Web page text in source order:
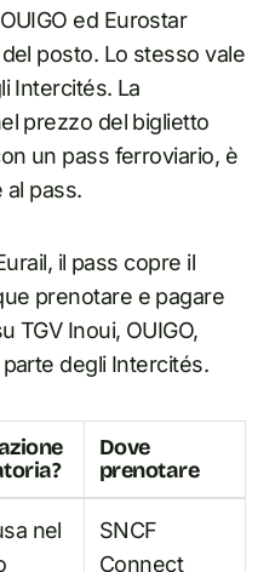
ed Eurostar
posto. Lo stesso vale
Intercités. La
prezzo del biglietto
un pass ferroviario, è
al pass.
il pass copre il
prenotare e pagare
TGV Inoui, OUIGO,
degli Intercités.
Dove
prenotare
nel
SNCF
Connect